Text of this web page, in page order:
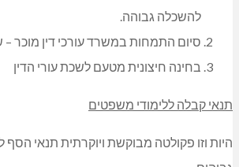
להשכלה גבוהה.
סיום התמחות במשרד עורכי דין מוכר –
בחינה חיצונית מטעם לשכת עורי הדין
תנאי קבלה ללימודי משפטים
היות וזו פקולטה מבוקשת ויוקרתית תנאי הסף